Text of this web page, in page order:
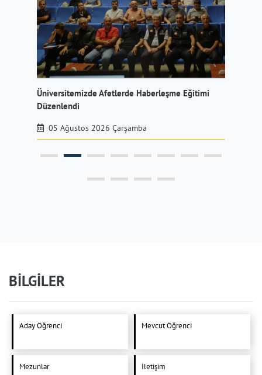
Üniversitemizde Afetlerde Haberleşme Eğitimi
Düzenlendi
05 Ağustos 2026 Çarşamba
BİLGİLER
Aday Öğrenci Mevcut Öğrenci
Mezunlar İletişim